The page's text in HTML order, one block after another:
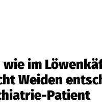
wie im
Weiden
Patient